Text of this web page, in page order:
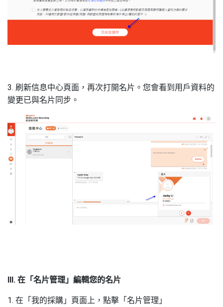
3. 刷新信息中心頁面，再次打開名片。您會看到用戶資料的
變更已與名片同步。
III. 在「名片管理」編輯您的名片
1. 在「我的採購」頁面上，點擊「名片管理」